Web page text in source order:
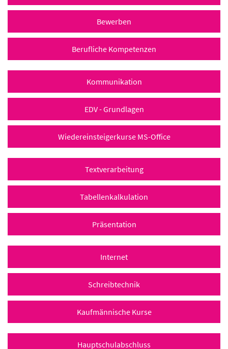
Bewerben
Berufliche Kompetenzen
Kommunikation
EDV - Grundlagen
Wiedereinsteigerkurse MS-Office
Textverarbeitung
Tabellenkalkulation
Präsentation
Internet
Schreibtechnik
Kaufmännische Kurse
Hauptschulabschluss